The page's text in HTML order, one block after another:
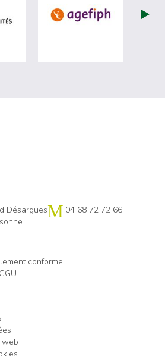
visiter les site de Ministère du travail
visiter les
Désargues
04 68 72 72 66
conforme
web